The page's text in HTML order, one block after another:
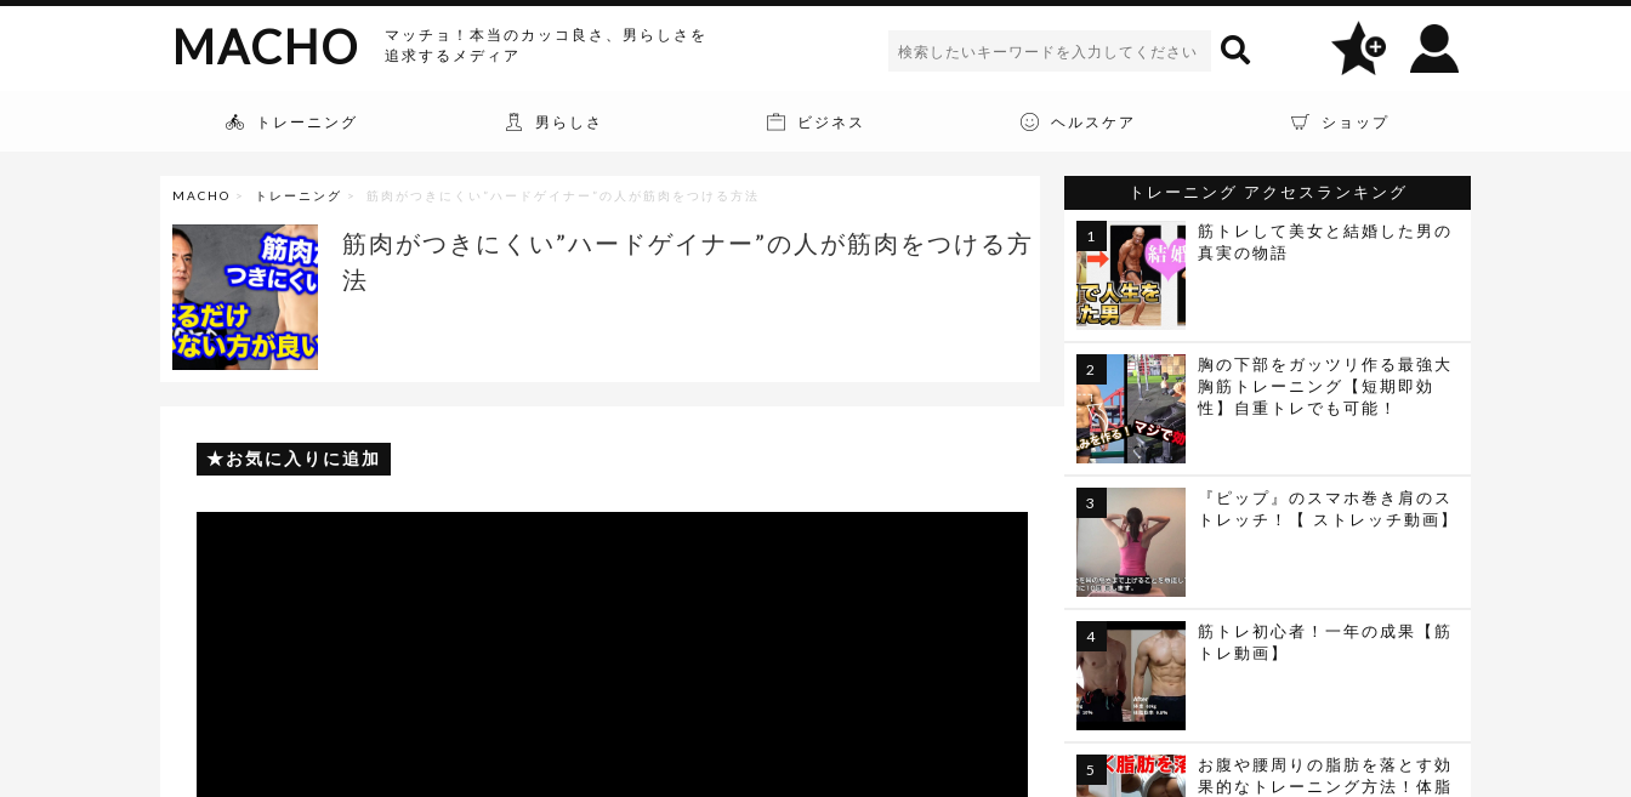
マッチョ！本当のカッコ良さ、男らしさを
追求するメディア
MACHO
トレーニング 男らしさ ビジネス ヘルスケア ショップ
MACHO > トレーニング > 筋肉がつきにくい”ハードゲイナー”の人が筋肉をつける方法
筋肉がつきにくい”ハードゲイナー”の人が筋肉をつける方
法
お気に入りに追加
トレーニング アクセスランキング
筋トレして美女と結婚した男の
真実の物語
胸の下部をガッツリ作る最強大
胸筋トレーニング【短期即効
性】自重トレでも可能！
『ピップ』のスマホ巻き肩のス
トレッチ！【 ストレッチ動画】
筋トレ初心者！一年の成果【筋
トレ動画】
お腹や腰周りの脂肪を落とす効
果的なトレーニング方法！体脂